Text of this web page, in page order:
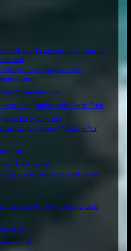
utilizzato durante la Guerra
Montecuccoli il nuovo volto
(Video)
Andrea Provana
Treu
Ammiraglio Paolo Treu
Attualità e curiosità
una storia di Valore "Per Mare Per
Circoli
Frasi celebri
in Indopacifico del Carrier
apparizione e le necessità della
del mondo